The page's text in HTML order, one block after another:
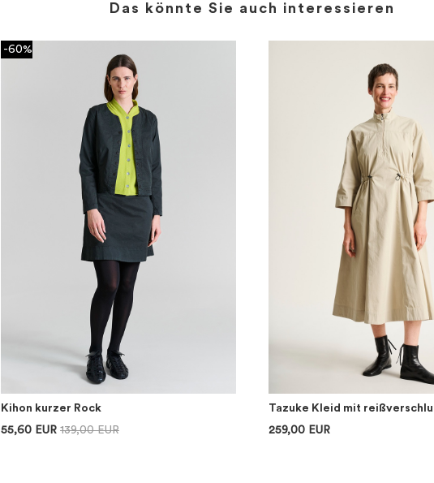
Das könnte Sie auch interessieren
-60%
Kihon kurzer Rock
55,60 EUR 139,00 EUR
Tazuke Kleid mit
259,00 EUR